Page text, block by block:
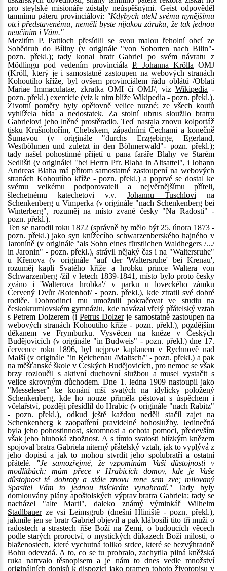
pro steylské misionáře zůstaly neúspěšnými. Geist odpověděl
tamnímu páteru provinciálovi: "Kdybych utekl svému nynějšímu
otci představenému, neměli byste nijakou záruku, že tak jednou
neučiním i Vám."
Mezitím P. Pattloch přesídlil se svou malou řeholní obcí ze
Sobědruh do Bíliny (v originále "von Soborten nach Bilin"-
pozn. překl.); tady konal bratr Gabriel po svém návratu z
Mödlingu pod vedením provinciála P. Johanna Krölla OMJ
(Kröll, který je i samostatně zastoupen na webových stranách
Kohoutího kříže, byl ovšem provinciálem řádu oblátů /Oblati
Mariae Immaculatae, zkratka OMI či OMJ/, viz Wikipedia -
pozn. překl.) exercicie (viz k nim blíže Wikipedia - pozn. překl.).
Životní poměry byly opětovně velice nuzné; ze všech koutů
vyhlížela bída a nedostatek. Za stolní ubrus sloužilo bratru
Gabrielovi jeho lněné prostěradlo. Teď nastala znovu kolportáž
tisku Krušnohořím, Chebskem, západními Čechami a konečně
Šumavou (v originále "durchs Erzgebirge, Egerland,
Westböhmen und zuletzt in den Böhmerwald"- pozn. překl.);
tady našel pohostinné přijetí u pana faráře Blahy ve Starém
Sedlišti (v originálei "bei Herrn Pfr. Blaha in Altsattel", i Johann
Andreas Blaha má přitom samostatné zastoupení na webových
stranách Kohoutího kříže - pozn. překl.) a poprvé se dostal ke
svému velkému podporovateli a nejvěrnějšímu příteli,
šlechetnému katechetovi v.v. Johannu Tuschlovi na
Schenkenberg u Vimperka (v originále "nach Schenkenberg bei
Winterberg", rozuměj na místo zvané česky "Na Radosti" -
pozn. překl.).
Ten se narodil roku 1872 (správně by mělo být 25. února 1873 -
pozn. překl.) jako syn knížecího schwarzenberského hajného v
Jaroníně (v originále "als Sohn eines fürstlichen Waldhegers /.../
in Jaronin" - pozn. překl.), strávil nějaký čas i na "Waltersruhe"
u Křenova (v originále "auf der 'Waltersruhe' bei Krenau',
rozuměj kapli Svatého kříže a hrobku prince Waltera von
Schwarzenberg /žil v letech 1839-1841, místo bylo proto česky
zváno i 'Walterova hrobka'/ v parku u loveckého zámku
Červený Dvůr /Rotenhof/ - pozn. překl.), kde ztratil své dobré
rodiče. Dobrodinci mu umožnili pokračovat ve studiu na
českokrumlovském gymnáziu, kde navázal vřelý přátelský vztah
s Petrem Dolzerem (i Petrus Dolzerje samostatně zastoupen na
webových stranách Kohoutího kříže - pozn. překl.), pozdějším
děkanem ve Frymburku. Vysvěcen na kněze v Českých
Budějovicích (v originále "in Budweis" - pozn. překl.) dne 17.
července roku 1896, byl nejprve kaplanem v Rychnově nad
Malší (v originále "in Reichenau /Maltsch/" - pozn. překl.) a pak
na měšťanské škole v Českých Budějovicích, pro nemoc se však
brzy rozloučil s aktivní duchovní službou a musel vystačit s
velice skrovným důchodem. Dne 1. ledna 1909 nastoupil jako
"Messeleser" ke konání mší svatých na idylicky položený
Schenkenberg, kde ho nouze přiměla pěstovat s úspěchem i
včelařství, později přesídlil do Hrabic (v originále "nach Rabitz"
- pozn. překl.), odkud ještě každou neděli stačil zajet na
Schenkenberg k zaopatření pravidelné bohoslužby. Jedinečná
byla jeho pohostinnost, skromnost a ochota pomoci, především
však jeho hluboká zbožnost. A s tímto svatosti blízkým knězem
spojoval bratra Gabriela niterný přátelský vztah, jak to vyplývá z
jeho dopisů a jak to mohou stvrdit jeho spolubratří a ostatní
přátelé.
"Je samozřejmé, že vzpomínám Vaší důstojnosti v
modlitbách; mám přece v Hrabicích domov, kde je Vaše
důstojnost té dobroty a stále znovu mne sem zve; milovaný
Spasitel Vám to jednou tisíckráte vynahradí."Tady byly
domlouvány plány apoštolských výprav bratra Gabriela; tady se
nacházel "alte Martl", daleko známý výminkář Wilhelm
Stadlbauerze vsi Leimsgrub (dnešní Hliniště - pozn. překl.),
jakmile jen se bratr Gabriel objevil a pak klábosili tito tři muži o
radostech a strastech říše Boží na Zemi, o budoucích věcech
podle starých proroctví, o mystických důkazech Boží milosti, o
blaženostech, které vychutná toliko srdce, které se bezvýhradně
Bohu odevzdá. A to, co se tu probralo, zachytila pilná kněžská
ruka natrvalo těsnopisem a je nám to dnes vedle množství
originálních dopisů k dispozici jako pramen tohoto životopisu v